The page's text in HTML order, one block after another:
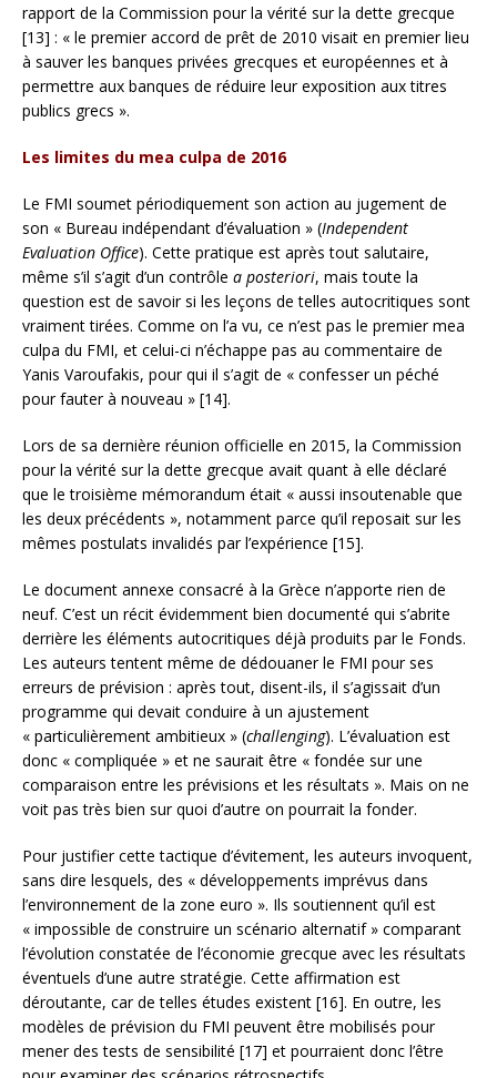
rapport de la Commission pour la vérité sur la dette grecque
[13] : « le premier accord de prêt de 2010 visait en premier lieu
à sauver les banques privées grecques et européennes et à
permettre aux banques de réduire leur exposition aux titres
publics grecs ».
Les limites du mea culpa de 2016
Le FMI soumet périodiquement son action au jugement de
son « Bureau indépendant d’évaluation » (Independent
Evaluation Office). Cette pratique est après tout salutaire,
même s’il s’agit d’un contrôle a posteriori, mais toute la
question est de savoir si les leçons de telles autocritiques sont
vraiment tirées. Comme on l’a vu, ce n’est pas le premier mea
culpa du FMI, et celui-ci n’échappe pas au commentaire de
Yanis Varoufakis, pour qui il s’agit de « confesser un péché
pour fauter à nouveau » [14].
Lors de sa dernière réunion officielle en 2015, la Commission
pour la vérité sur la dette grecque avait quant à elle déclaré
que le troisième mémorandum était « aussi insoutenable que
les deux précédents », notamment parce qu’il reposait sur les
mêmes postulats invalidés par l’expérience [15].
Le document annexe consacré à la Grèce n’apporte rien de
neuf. C’est un récit évidemment bien documenté qui s’abrite
derrière les éléments autocritiques déjà produits par le Fonds.
Les auteurs tentent même de dédouaner le FMI pour ses
erreurs de prévision : après tout, disent-ils, il s’agissait d’un
programme qui devait conduire à un ajustement
« particulièrement ambitieux » (challenging). L’évaluation est
donc « compliquée » et ne saurait être « fondée sur une
comparaison entre les prévisions et les résultats ». Mais on ne
voit pas très bien sur quoi d’autre on pourrait la fonder.
Pour justifier cette tactique d’évitement, les auteurs invoquent,
sans dire lesquels, des « développements imprévus dans
l’environnement de la zone euro ». Ils soutiennent qu’il est
« impossible de construire un scénario alternatif » comparant
l’évolution constatée de l’économie grecque avec les résultats
éventuels d’une autre stratégie. Cette affirmation est
déroutante, car de telles études existent [16]. En outre, les
modèles de prévision du FMI peuvent être mobilisés pour
mener des tests de sensibilité [17] et pourraient donc l’être